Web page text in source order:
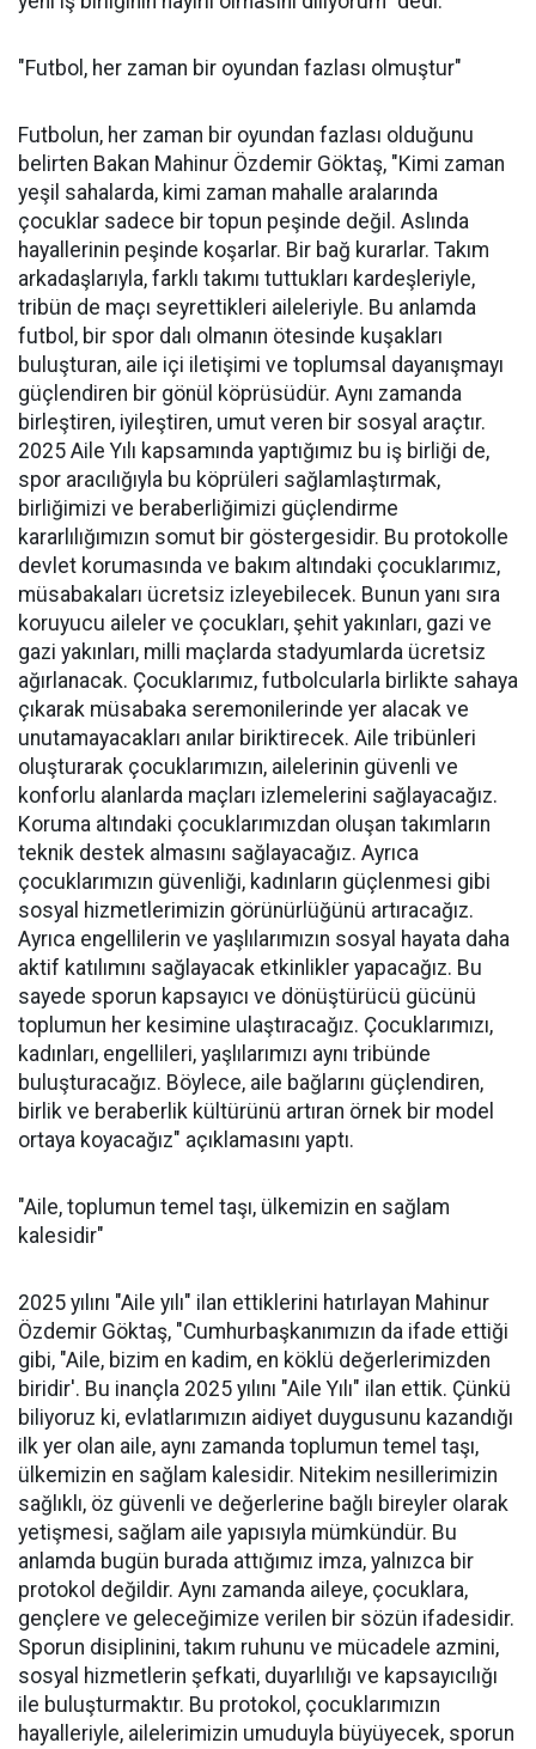
"Futbol, her zaman bir oyundan fazlası olmuştur"
Futbolun, her zaman bir oyundan fazlası olduğunu
belirten Bakan Mahinur Özdemir Göktaş, "Kimi zaman
yeşil sahalarda, kimi zaman mahalle aralarında
çocuklar sadece bir topun peşinde değil. Aslında
hayallerinin peşinde koşarlar. Bir bağ kurarlar. Takım
arkadaşlarıyla, farklı takımı tuttukları kardeşleriyle,
tribün de maçı seyrettikleri aileleriyle. Bu anlamda
futbol, bir spor dalı olmanın ötesinde kuşakları
buluşturan, aile içi iletişimi ve toplumsal dayanışmayı
güçlendiren bir gönül köprüsüdür. Aynı zamanda
birleştiren, iyileştiren, umut veren bir sosyal araçtır.
2025 Aile Yılı kapsamında yaptığımız bu iş birliği de,
spor aracılığıyla bu köprüleri sağlamlaştırmak,
birliğimizi ve beraberliğimizi güçlendirme
kararlılığımızın somut bir göstergesidir. Bu protokolle
devlet korumasında ve bakım altındaki çocuklarımız,
müsabakaları ücretsiz izleyebilecek. Bunun yanı sıra
koruyucu aileler ve çocukları, şehit yakınları, gazi ve
gazi yakınları, milli maçlarda stadyumlarda ücretsiz
ağırlanacak. Çocuklarımız, futbolcularla birlikte sahaya
çıkarak müsabaka seremonilerinde yer alacak ve
unutamayacakları anılar biriktirecek. Aile tribünleri
oluşturarak çocuklarımızın, ailelerinin güvenli ve
konforlu alanlarda maçları izlemelerini sağlayacağız.
Koruma altındaki çocuklarımızdan oluşan takımların
teknik destek almasını sağlayacağız. Ayrıca
çocuklarımızın güvenliği, kadınların güçlenmesi gibi
sosyal hizmetlerimizin görünürlüğünü artıracağız.
Ayrıca engellilerin ve yaşlılarımızın sosyal hayata daha
aktif katılımını sağlayacak etkinlikler yapacağız. Bu
sayede sporun kapsayıcı ve dönüştürücü gücünü
toplumun her kesimine ulaştıracağız. Çocuklarımızı,
kadınları, engellileri, yaşlılarımızı aynı tribünde
buluşturacağız. Böylece, aile bağlarını güçlendiren,
birlik ve beraberlik kültürünü artıran örnek bir model
ortaya koyacağız" açıklamasını yaptı.
"Aile, toplumun temel taşı, ülkemizin en sağlam
kalesidir"
2025 yılını "Aile yılı" ilan ettiklerini hatırlayan Mahinur
Özdemir Göktaş, "Cumhurbaşkanımızın da ifade ettiği
gibi, "Aile, bizim en kadim, en köklü değerlerimizden
biridir'. Bu inançla 2025 yılını "Aile Yılı" ilan ettik. Çünkü
biliyoruz ki, evlatlarımızın aidiyet duygusunu kazandığı
ilk yer olan aile, aynı zamanda toplumun temel taşı,
ülkemizin en sağlam kalesidir. Nitekim nesillerimizin
sağlıklı, öz güvenli ve değerlerine bağlı bireyler olarak
yetişmesi, sağlam aile yapısıyla mümkündür. Bu
anlamda bugün burada attığımız imza, yalnızca bir
protokol değildir. Aynı zamanda aileye, çocuklara,
gençlere ve geleceğimize verilen bir sözün ifadesidir.
Sporun disiplinini, takım ruhunu ve mücadele azmini,
sosyal hizmetlerin şefkati, duyarlılığı ve kapsayıcılığı
ile buluşturmaktır. Bu protokol, çocuklarımızın
hayalleriyle, ailelerimizin umuduyla büyüyecek, sporun